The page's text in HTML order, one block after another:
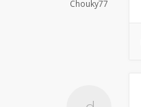
Chouky77